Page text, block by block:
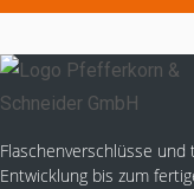
Flaschenverschlüsse
Entwicklung bis zum